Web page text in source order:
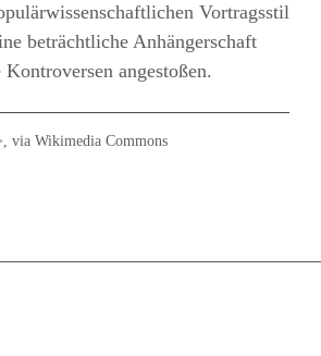
Vortragsstil
beträchtliche Anhängerschaft
angestoßen.
via Wikimedia Commons